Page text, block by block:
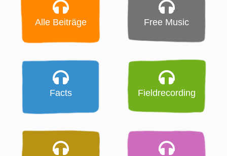
Alle Beiträge Free Music
Facts Fieldrecording